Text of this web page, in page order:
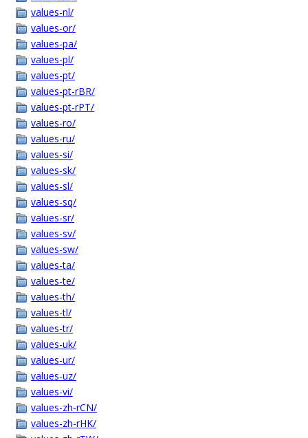
values-nl/
values-or/
values-pa/
values-pl/
values-pt/
values-pt-rBR/
values-pt-rPT/
values-ro/
values-ru/
values-si/
values-sk/
values-sl/
values-sq/
values-sr/
values-sv/
values-sw/
values-ta/
values-te/
values-th/
values-tl/
values-tr/
values-uk/
values-ur/
values-uz/
values-vi/
values-zh-rCN/
values-zh-rHK/